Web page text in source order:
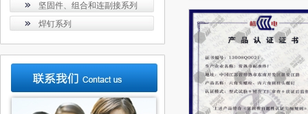
坚固件、组合和连副接系列
焊钉系列